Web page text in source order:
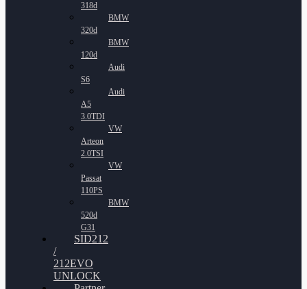
318d
BMW
320d
BMW
120d
Audi
S6
Audi
A5
3.0TDI
VW
Arteon
2.0TSI
VW
Passat
110PS
BMW
520d
G31
SID212
/
212EVO
UNLOCK